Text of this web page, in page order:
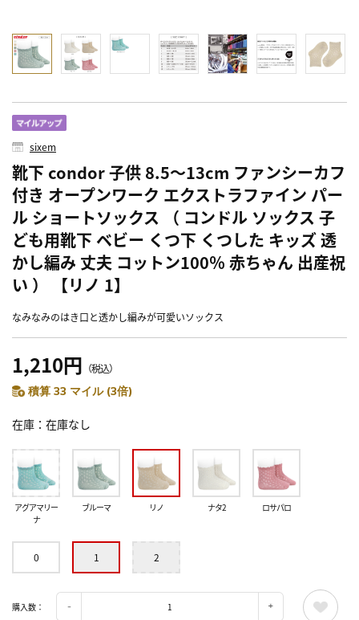
sixem
靴下 condor 子供 8.5～13cm ファンシーカフ
付き オープンワーク エクストラファイン パー
ル ショートソックス （ コンドル ソックス 子
ども用靴下 ベビー くつ下 くつした キッズ 透
かし編み 丈夫 コットン100％ 赤ちゃん 出産祝
い ） 【リノ 1】
なみなみのはき口と透かし編みが可愛いソックス
1,210円 （税込）
積算 33 マイル (3倍)
在庫 在庫なし
アグアマリー
ナ
ブルーマ リノ ナタ2 ロサパロ
0 1 2
購入数：